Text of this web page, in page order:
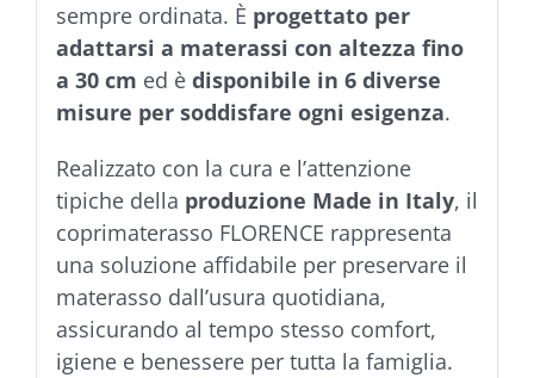
sempre ordinata. È progettato per
adattarsi a materassi con altezza fino
a 30 cm ed è disponibile in 6 diverse
misure per soddisfare ogni esigenza.
Realizzato con la cura e l’attenzione
tipiche della produzione Made in Italy, il
coprimaterasso FLORENCE rappresenta
una soluzione affidabile per preservare il
materasso dall’usura quotidiana,
assicurando al tempo stesso comfort,
igiene e benessere per tutta la famiglia.